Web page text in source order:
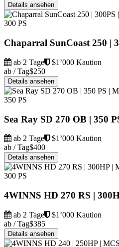
Details ansehen
300 PS
Chaparral SunCoast 250 |
ab 2 Tage
$1’000 Kaution
ab / Tag$250
Details ansehen
350 PS
Sea Ray SD 270 OB | 350
ab 2 Tage
$1’000 Kaution
ab / Tag$400
Details ansehen
300 PS
4WINNS HD 270 RS |
ab 2 Tage
$1’000 Kaution
ab / Tag$385
Details ansehen